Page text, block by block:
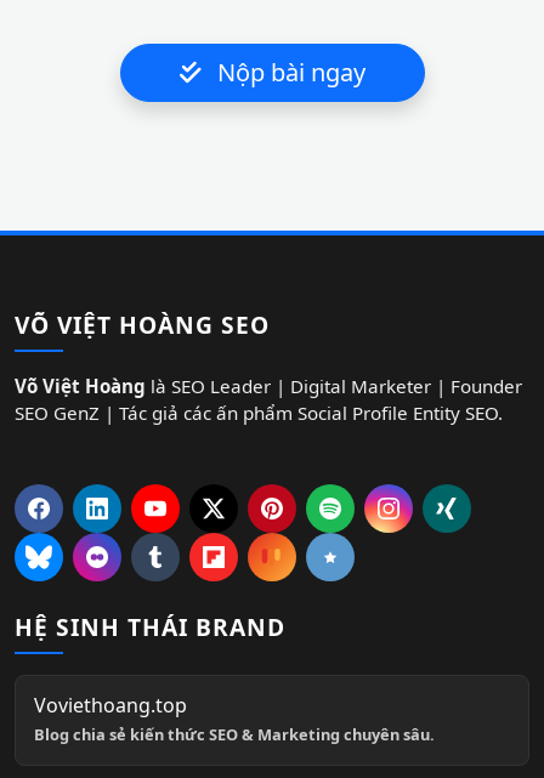
Nộp bài ngay
VÕ VIỆT HOÀNG SEO
Võ Việt Hoàng là SEO Leader | Digital Marketer | Founder
SEO GenZ | Tác giả các ấn phẩm Social Profile Entity SEO.
HỆ SINH THÁI BRAND
Voviethoang.top
Blog chia sẻ kiến thức SEO & Marketing chuyên sâu.